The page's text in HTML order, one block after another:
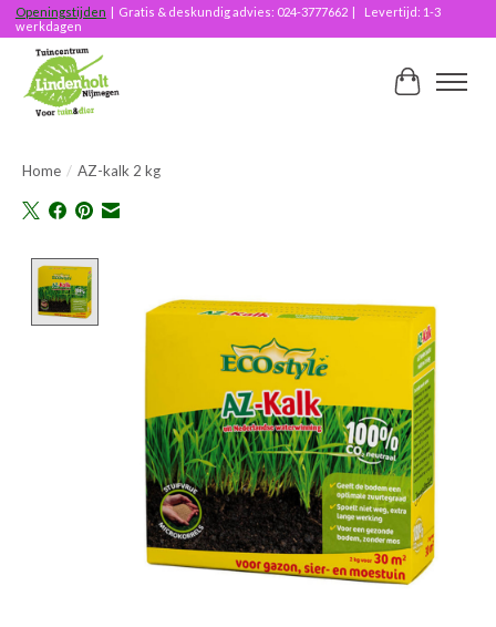
Openingstijden | Gratis & deskundig advies: 024-3777662 | Levertijd: 1-3
werkdagen
Home / AZ-kalk 2 kg